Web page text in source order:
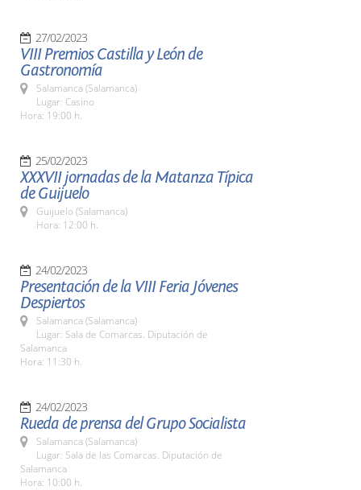
27/02/2023
VIII Premios Castilla y León de
Gastronomía
Salamanca (Salamanca)
Lugar: Casino
Hora: 19:00 h.
25/02/2023
XXXVII jornadas de la Matanza Típica
de Guijuelo
Guijuelo (Salamanca)
Hora: 12:00 h.
24/02/2023
Presentación de la VIII Feria Jóvenes
Despiertos
Salamanca (Salamanca)
Lugar: Sala de Comarcas. Diputación de
Salamanca
Hora: 11:30 h.
24/02/2023
Rueda de prensa del Grupo Socialista
Salamanca (Salamanca)
Lugar: Sala de las Comarcas. Diputación de
Salamanca
Hora: 10:00 h.